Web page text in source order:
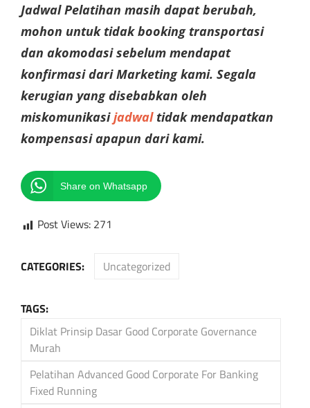
Jadwal Pelatihan masih dapat berubah,
mohon untuk tidak booking transportasi
dan akomodasi sebelum mendapat
konfirmasi dari Marketing kami. Segala
kerugian yang disebabkan oleh
miskomunikasijadwaltidak mendapatkan
kompensasi apapun dari kami.
Share on Whatsapp
Post Views: 271
CATEGORIES: Uncategorized
TAGS:
Diklat Prinsip Dasar Good Corporate Governance
Murah
Pelatihan Advanced Good Corporate For Banking
Fixed Running